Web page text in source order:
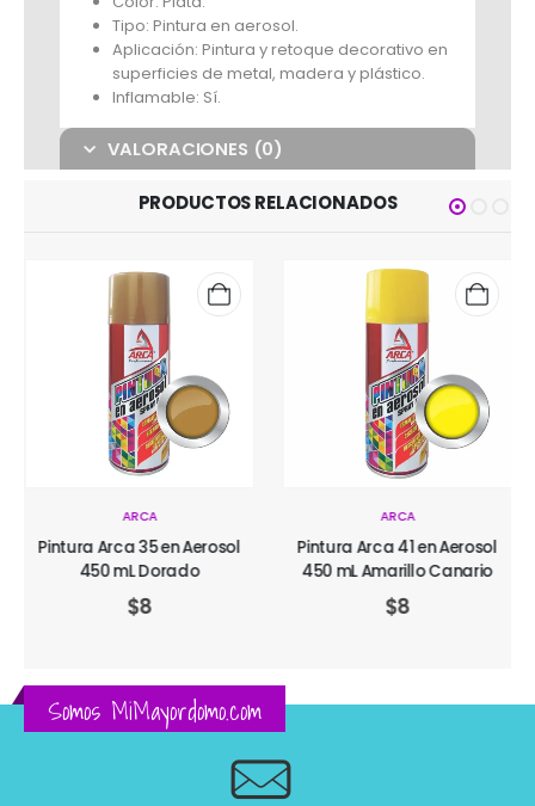
Tipo: Pintura en aerosol.
Aplicación: Pintura y retoque decorativo en
superficies de metal, madera y plástico.
Inflamable: Sí.
VALORACIONES (0)
PRODUCTOS RELACIONADOS
ARCA
Pintura Arca 35 en Aerosol
450 mL Dorado
$8
ARCA
Pintura Arca 41 en Aerosol
450 mL Amarillo Canario
$8
Somos MiMayordomo.com